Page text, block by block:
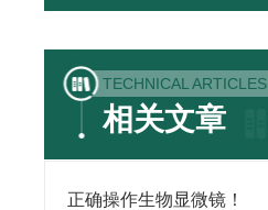
TECHNICAL ARTICLES
相关文章
正确操作生物显微镜！